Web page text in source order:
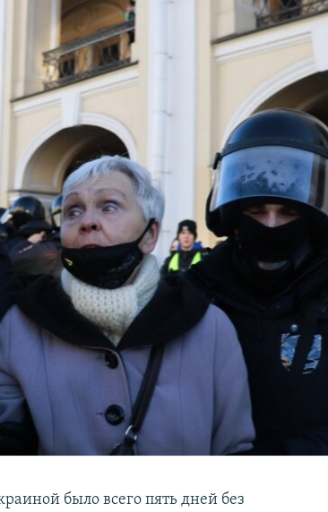
было всего пять дней без